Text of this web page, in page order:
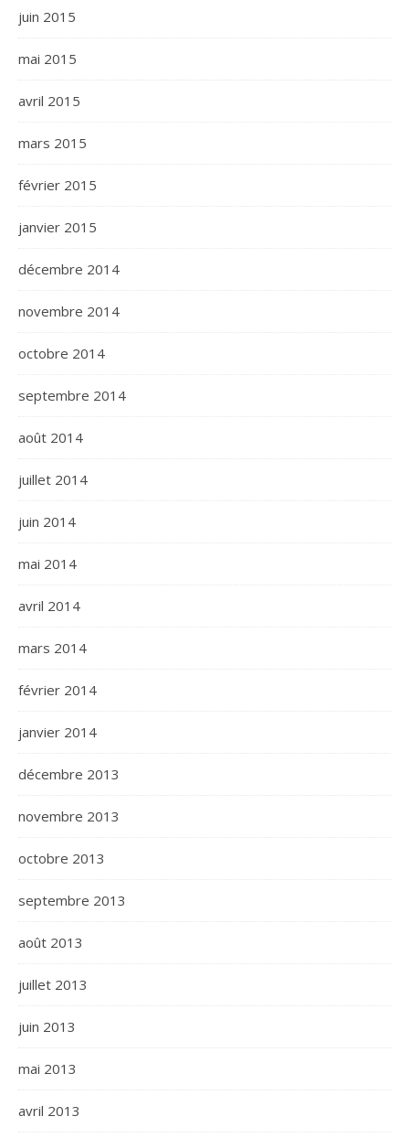
juin 2015
mai 2015
avril 2015
mars 2015
février 2015
janvier 2015
décembre 2014
novembre 2014
octobre 2014
septembre 2014
août 2014
juillet 2014
juin 2014
mai 2014
avril 2014
mars 2014
février 2014
janvier 2014
décembre 2013
novembre 2013
octobre 2013
septembre 2013
août 2013
juillet 2013
juin 2013
mai 2013
avril 2013